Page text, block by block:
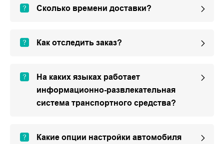
Сколько времени доставки?
Как отследить заказ?
На каких языках работает
информационно-развлекательная
система транспортного средства?
Какие опции настройки автомобиля